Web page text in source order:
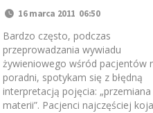
16 marca 2011 06:50
Bardzo często, podczas
przeprowadzania wywiadu
żywieniowego wśród pacjentów
poradni, spotykam się z błędną
interpretacją pojęcia: „przemiana
materii”. Pacjenci najczęściej